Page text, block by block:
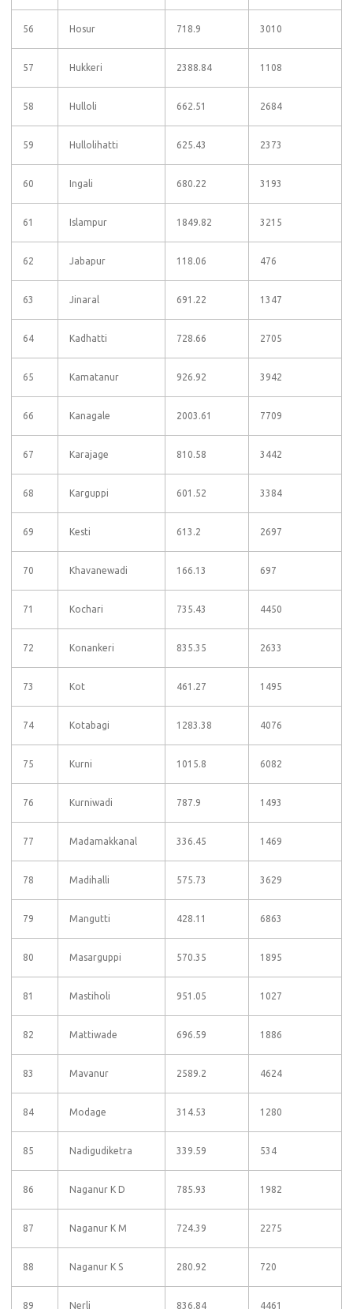
56 Hosur 718.9 3010
57 Hukkeri 2388.84 1108
58 Hulloli 662.51 2684
59 Hullolihatti 625.43 2373
60 Ingali 680.22 3193
61 Islampur 1849.82 3215
62 Jabapur 118.06 476
63 Jinaral 691.22 1347
64 Kadhatti 728.66 2705
65 Kamatanur 926.92 3942
66 Kanagale 2003.61 7709
67 Karajage 810.58 3442
68 Karguppi 601.52 3384
69 Kesti 613.2 2697
70 Khavanewadi 166.13 697
71 Kochari 735.43 4450
72 Konankeri 835.35 2633
73 Kot 461.27 1495
74 Kotabagi 1283.38 4076
75 Kurni 1015.8 6082
76 Kurniwadi 787.9 1493
77 Madamakkanal 336.45 1469
78 Madihalli 575.73 3629
79 Mangutti 428.11 6863
80 Masarguppi 570.35 1895
81 Mastiholi 951.05 1027
82 Mattiwade 696.59 1886
83 Mavanur 2589.2 4624
84 Modage 314.53 1280
85 Nadigudiketra 339.59 534
86 Naganur K D 785.93 1982
87 Naganur K M 724.39 2275
88 Naganur K S 280.92 720
89 Nerli 836.84 4461